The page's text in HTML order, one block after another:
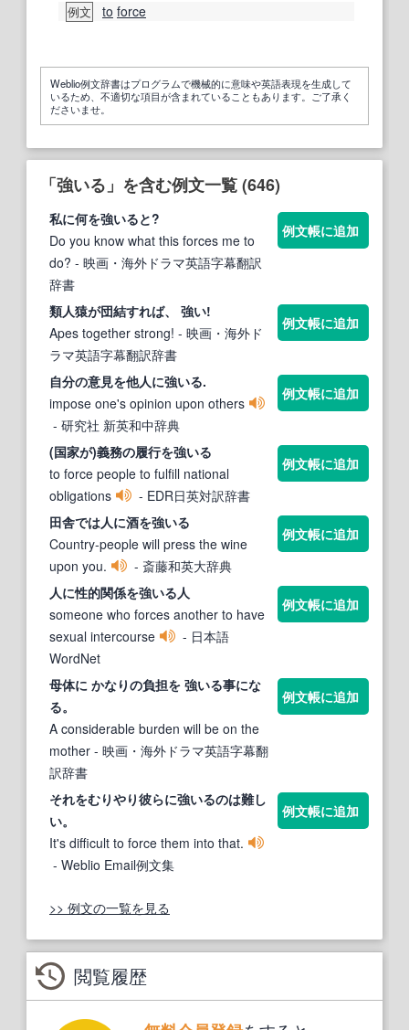
例文 to force
Weblio例文辞書はプログラムで機械的に意味や英語表現を生成して
いるため、不適切な項目が含まれていることもあります。ご了承く
ださいませ。
「強いる」を含む例文一覧 (646)
私に何を強いると?
Do you know what this forces me to
do? - 映画・海外ドラマ英語字幕翻訳
辞書
例文帳に追加
類人猿が団結すれば、 強い!
Apes together strong! - 映画・海外ド
ラマ英語字幕翻訳辞書
例文帳に追加
自分の意見を他人に強いる.
impose one's opinion upon others
- 研究社 新英和中辞典
例文帳に追加
(国家が)義務の履行を強いる
to force people to fulfill national
obligations
- EDR日英対訳辞書
例文帳に追加
田舎では人に酒を強いる
Country-people will press the wine
upon you.
- 斎藤和英大辞典
例文帳に追加
人に性的関係を強いる人
someone who forces another to have
sexual intercourse
- 日本語
WordNet
例文帳に追加
母体に かなりの負担を 強いる事にな
る。
A considerable burden will be on the
mother - 映画・海外ドラマ英語字幕翻
訳辞書
例文帳に追加
それをむりやり彼らに強いるのは難し
い。
It's difficult to force them into that.
- Weblio Email例文集
例文帳に追加
>> 例文の一覧を見る
閲覧履歴